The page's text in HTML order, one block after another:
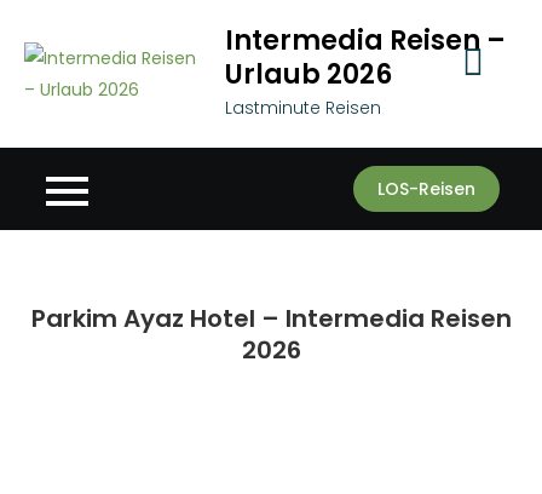
content
Intermedia Reisen –
Urlaub 2026
Lastminute Reisen
LOS-Reisen
Parkim Ayaz Hotel – Intermedia Reisen
2026